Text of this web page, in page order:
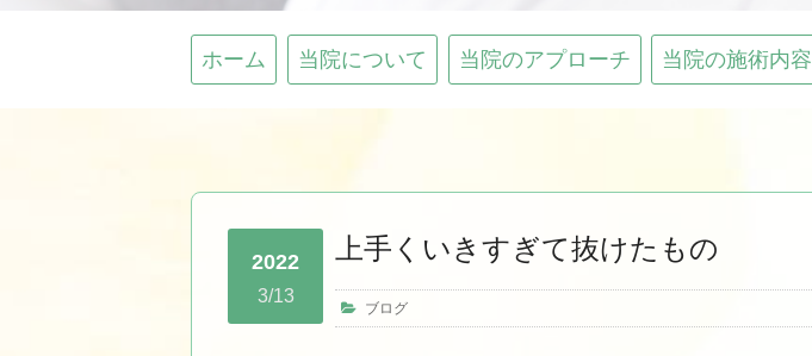
ホーム 当院について 当院のアプローチ 当院の施術内容
2022
3/13
上手くいきすぎて抜けたもの
ブログ